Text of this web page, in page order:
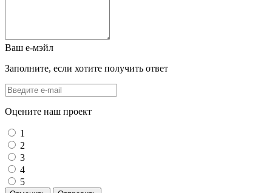
Ваш е-мэйл
Заполните, если хотите получить ответ
Оцените наш проект
1
2
3
4
5